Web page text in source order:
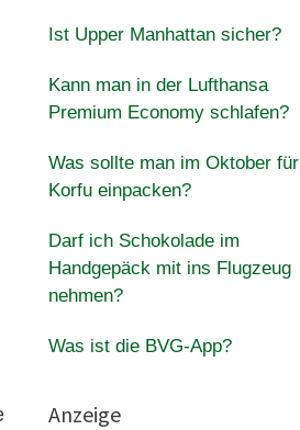
Ist Upper Manhattan sicher?
Kann man in der Lufthansa
Premium Economy schlafen?
Was sollte man im Oktober für
Korfu einpacken?
Darf ich Schokolade im
Handgepäck mit ins Flugzeug
nehmen?
Was ist die BVG-App?
Anzeige